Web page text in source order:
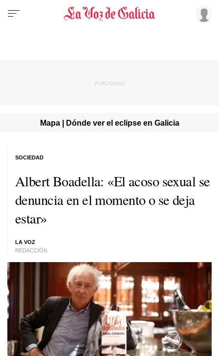
Mapa | Dónde ver el eclipse en Galicia
Albert Boadella: «El acoso sexual se
denuncia en el momento o se deja
estar»
LA VOZ
REDACCIÓN
SOCIEDAD